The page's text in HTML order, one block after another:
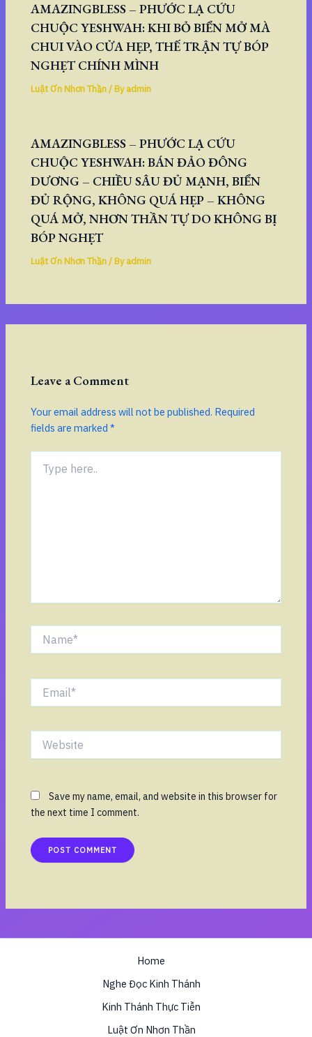
AMAZINGBLESS – PHƯỚC LẠ CỨU
CHUỘC YESHWAH: KHI BỎ BIỂN MỞ MÀ
CHUI VÀO CỬA HẸP, THẾ TRẬN TỰ BÓP
NGHẸT CHÍNH MÌNH
Luật Ơn Nhơn Thần/ Byadmin
AMAZINGBLESS – PHƯỚC LẠ CỨU
CHUỘC YESHWAH: BÁN ĐẢO ĐÔNG
DƯƠNG – CHIỀU SÂU ĐỦ MẠNH, BIỂN
ĐỦ RỘNG, KHÔNG QUÁ HẸP – KHÔNG
QUÁ MỞ, NHƠN THẦN TỰ DO KHÔNG BỊ
BÓP NGHẸT
Luật Ơn Nhơn Thần/ Byadmin
Leave a Comment
Your email address will not be published. Required
fields are marked*
here..
Website
Save my name, email, and website in this browser for
the next time I comment.
Home
Nghe Đọc Kinh Thánh
Kinh Thánh Thực Tiễn
Luật Ơn Nhơn Thần